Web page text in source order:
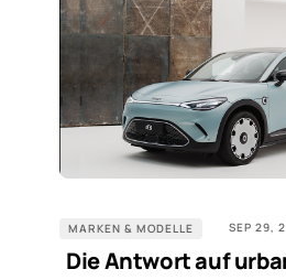
MARKEN & MODELLE SEP 29,
Die Antwort auf